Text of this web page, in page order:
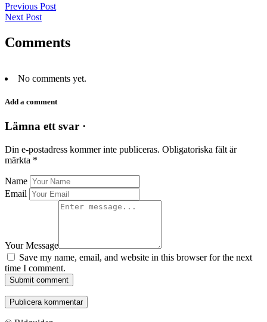
Previous Post
Next Post
Comments
No comments yet.
Add a comment
Lämna ett svar ·
Din e-postadress kommer inte publiceras. Obligatoriska fält är
märkta *
Name
Email
Your Message
Save my name, email, and website in this browser for the next
time I comment.
Submit comment